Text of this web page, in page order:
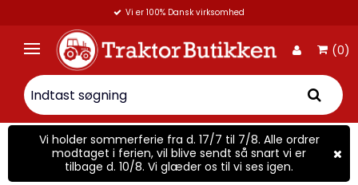
Vi er 100% Dansk virksomhed
(0)
Vi holder sommerferie fra d. 17/7 til 7/8. Alle ordrer
modtaget i ferien, vil blive sendt så snart vi er
tilbage d. 10/8. Vi glæder os til vi ses igen.